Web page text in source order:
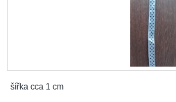
šířka cca 1 cm